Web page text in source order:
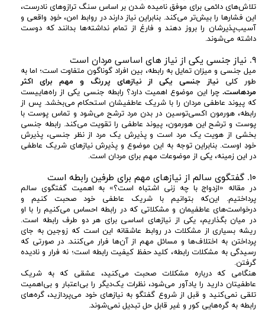
تلاش‌های دائمی برای موفق نامیده شدن بر اساس سنگ ترازوهای نادرست،‌
این فشارها را بیش‌تر می‌کند. بنابراین نیاز دارند در روابط امن، خودِ واقعی و
آسیب‌پذیرشان را بروز دهند و فارغ از تمام نداشته‌ها بدانند که دوست
داشته می‌شوند.
۹. نیاز جنسی یکی از نیاز های اساسی مردان است
میل جنسی و میزان تمایل به رابطه، بین افراد گوناگون متفاوت است؛ اما به
طور کلی نیاز جنسی یکی از نیازهای پررنگ و مهم برای اکثر
مردهاست. چرا این موضوع اهمیت دارد؟ رابطه جنسی یکی از راه‌هاییست
که پیوند عاطفی مردان را با شریک عاطفیشان استحکام می‌بخشد. پس از
رابطه، هورمون اکسی‌توسین در بدن مرد ترشح‌ می‌شود و تماس پوست با
پوست و ترشح این هورمون، پیوند عاطفی را تقویت می‌کند. رابطه جنسی
بخشی از هویت یک مرد است و پذیرش یک مرد از نظر جنسی، پذیرش
خودِ‌ اوست. بنابراین توجه به این موضوع و پذیرش نیازهای شریک عاطفی
در این زمینه، یکی از موضوعات مهم برای مردان است.
۱۰. گفتگوی سالم از نیازهای مهم برای طرفین رابطه است
در مقاله «ازدواج با چه زنی اشتباه است؟»‌ به اهمیت گفتگوی سالم
پرداختیم. این‌که بتوانیم با شریک عاطفی خود صحبت کنیم و
درخواست‌های عاطفیمان و مشکلاتی که در رابطه احساس می‌کنیم را با او
در میان بگذاریم، یکی از نیازهای اساسی برای هر دو طرف رابطه است.
ریشه بسیاری از مشکلات در روابط عاشقانه این است که زوجین به جای
پرداختن به اختلاف‌ها و مسائل مهم از آن‌ها فرار می‌کنند. در صورتی که
رسیدگی به مشکلات رابطه، کلید حفظ کیفیت رابطه است؛ نه فرار و نادیده
گرفتن.
هنگامی که درباره مشکلات صحبت می‌کنید، عشقی که به شریک
عاطفیتان دارید را یادآور می‌شود، نظرات یک‌دیگر را بی‌اعتبار و بی‌اهمیت
تلقی نمی‌کنید و قبل از شروع گفتگو به نیازهای خود می‌پردازید، گره‌های
رابطه به گره‌هایی کور و غیر قابل حل تبدیل نمی‌شوند.